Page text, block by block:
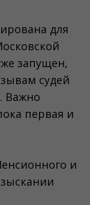
для
запущен,
судей
Важно
первая и
и